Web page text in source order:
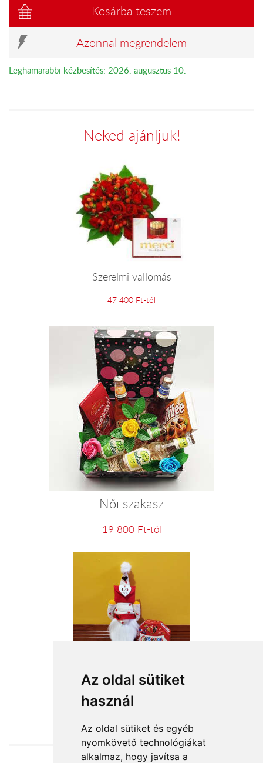
Az oldal sütiket
használ
Az oldal sütiket és egyéb
nyomkövető technológiákat
alkalmaz, hogy javítsa a
Kosárba teszem
Azonnal megrendelem
Leghamarabbi kézbesítés: 2026. augusztus 10.
Neked ajánljuk!
Szerelmi vallomás
47 400 Ft-tól
Női szakasz
19 800 Ft-tól
Szerelmes manófiú
15 760 Ft-tól